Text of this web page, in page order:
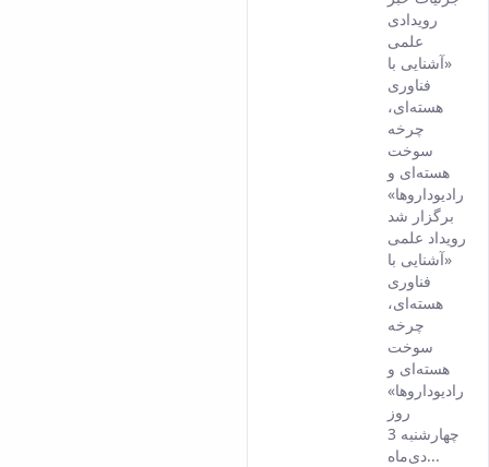
comes
the
رویدادی
علمی
«آشنایی با
فناوری
هسته‌ای،
چرخه
سوخت
هسته‌ای و
رادیوداروها»
برگزار شد
رویداد علمی
«آشنایی با
فناوری
هسته‌ای،
چرخه
سوخت
هسته‌ای و
رادیوداروها»
روز
چهارشنبه 3
دی‌ماه...